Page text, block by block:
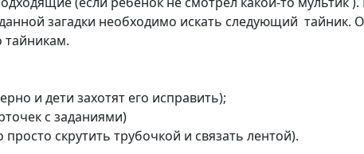
загадки необходимо искать следующий тайник.
тайникам.
и дети захотят его исправить);
с заданиями)
скрутить трубочкой и связать лентой).